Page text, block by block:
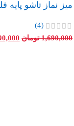
میز نماز تاشو پایه
(4)
1,690,000 تومان